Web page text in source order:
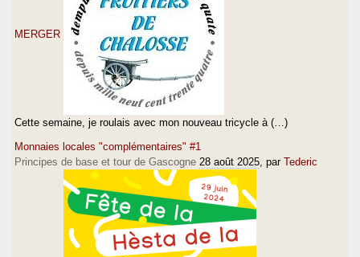
MERGER
Cette semaine, je roulais avec mon nouveau tricycle à (…)
Monnaies locales "complémentaires" #1
Principes de base et tour de Gascogne 28 août 2025 , par Tederic